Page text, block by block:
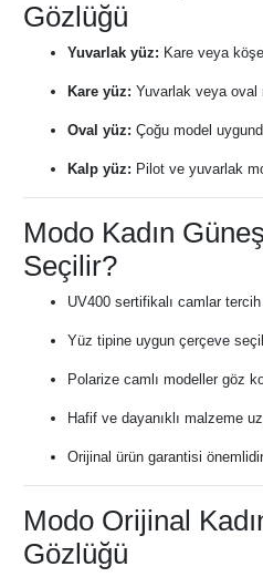
Gözlüğü
Yuvarlak yüz: Kare veya
Kare yüz: Yuvarlak veya oval
Oval yüz: Çoğu model
Kalp yüz: Pilot ve yuvarlak
Modo Kadın
Seçilir?
UV400 sertifikalı camlar
Yüz tipine uygun çerçeve
Polarize camlı modeller göz
Hafif ve dayanıklı malzeme
Orijinal ürün garantisi önemlidir
Modo Orijinal
Gözlüğü